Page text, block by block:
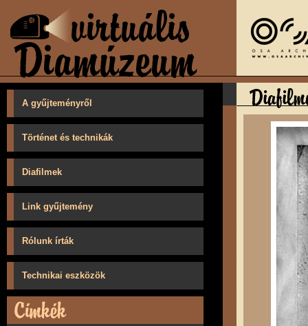
A gyűjteményről
Történet és technikák
Diafilmek
Link gyűjtemény
Rólunk írták
Technikai eszközök